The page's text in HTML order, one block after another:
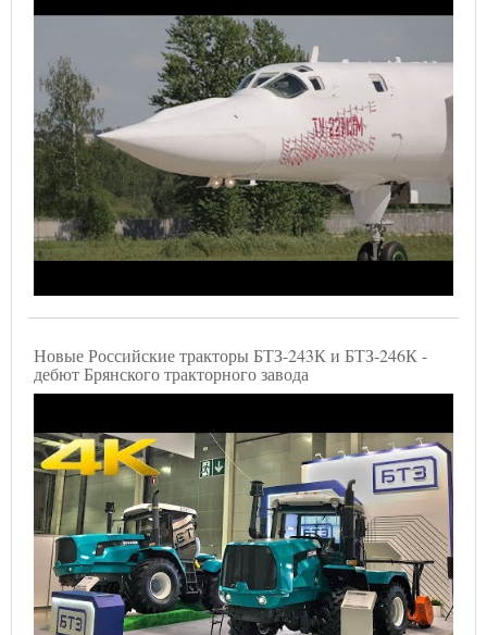
Новые Российские тракторы БТЗ-243К и БТЗ-246К -
дебют Брянского тракторного завода